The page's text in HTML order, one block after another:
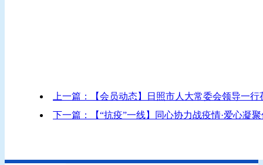
上一篇：【会员动态】日照市人大常委会领导一
下一篇：【“抗疫”一线】同心协力战疫情·爱心凝